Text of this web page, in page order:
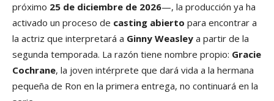
próximo 25 de diciembre de 2026—, la producción ya ha
activado un proceso de casting abierto para encontrar a
la actriz que interpretará a Ginny Weasley a partir de la
segunda temporada. La razón tiene nombre propio: Gracie
Cochrane, la joven intérprete que dará vida a la hermana
pequeña de Ron en la primera entrega, no continuará en la